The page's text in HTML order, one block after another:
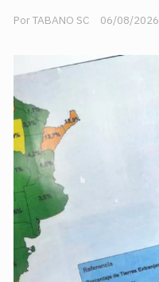
TABANO SC 06/08/2026